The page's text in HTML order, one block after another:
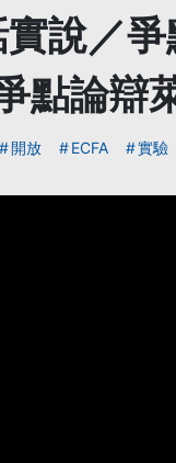
說／
點論辯
開放 ECFA 實驗